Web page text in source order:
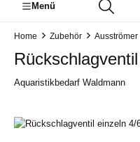
Menü
Home Zubehör
Aquaristikbedarf Waldmann
Bildergalerie überspringen